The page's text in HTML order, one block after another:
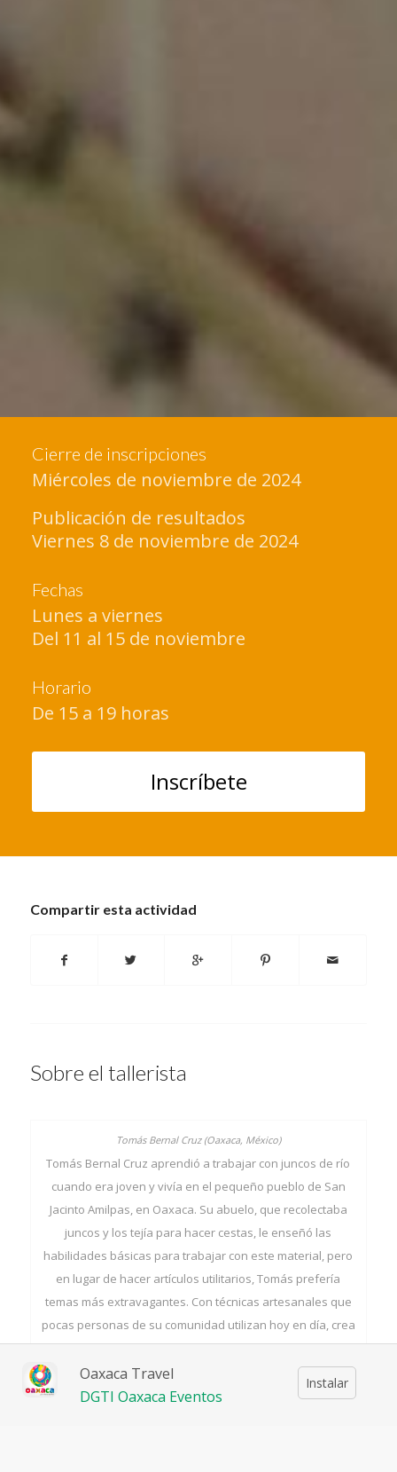
Cierre de inscripciones
Miércoles de noviembre de 2024
Publicación de resultados
Viernes 8 de noviembre de 2024
Fechas
Lunes a viernes
Del 11 al 15 de noviembre
Horario
De 15 a 19 horas
Inscríbete
Compartir esta actividad
Sobre el tallerista
Tomás Bernal Cruz aprendió a trabajar con juncos de río
cuando era joven y vivía en el pequeño pueblo de San
Jacinto Amilpas, en Oaxaca. Su abuelo, que recolectaba
juncos y los tejía para hacer cestas, le enseñó las
habilidades básicas para trabajar con este material, pero
en lugar de hacer artículos utilitarios, Tomás prefería
temas más extravagantes. Con técnicas artesanales que
pocas personas de su comunidad utilizan hoy en día, crea
juguetes inspirados en animales y automóviles para las
fiestas patronales que se celebran en su pueblo natal y
para las celebraciones de la Navidad y el Día de los
Oaxaca Travel
DGTI Oaxaca Eventos
Instalar